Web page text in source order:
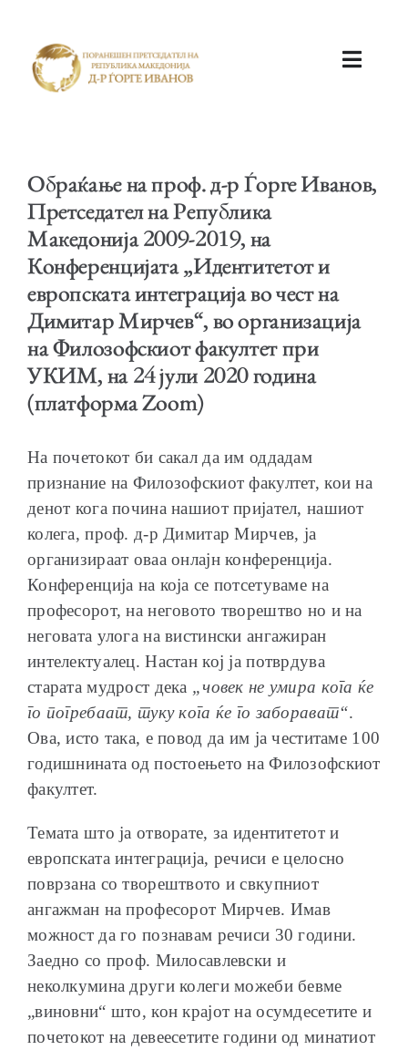
КАБИНЕТ
АКТИВНОСТИ
ОБРАЌАЊА
ШКОЛА ЗА МЛАДИ ЛИДЕРИ
Обраќање на проф. д-р Ѓорге Иванов,
Претседател на Република
Македонија 2009-2019, на
Конференцијата „Идентитетот и
европската интеграција во чест на
Димитар Мирчев“, во организација
на Филозофскиот факултет при
УКИМ, на 24 јули 2020 година
(платформа Zoom)
На почетокот би сакал да им оддадам
признание на Филозофскиот факултет, кои на
денот кога почина нашиот пријател, нашиот
колега, проф. д-р Димитар Мирчев, ја
организираат оваа онлајн конференција.
Конференција на која се потсетуваме на
професорот, на неговото творештво но и на
неговата улога на вистински ангажиран
интелектуалец. Настан кој ја потврдува
старата мудрост дека „човек не умира кога ќе
го погребаат, туку кога ќе го заборават“.
Ова, исто така, е повод да им ја честитаме 100
годишнината од постоењето на Филозофскиот
факултет.
Темата што ја отворате, за идентитетот и
европската интеграција, речиси е целосно
поврзана со творештвото и свкупниот
ангажман на професорот Мирчев. Имав
можност да го познавам речиси 30 години.
Заедно со проф. Милосавлевски и
неколкумина други колеги можеби бевме
„виновни“ што, кон крајот на осумдесетите и
почетокот на девеесетите години од минатиот